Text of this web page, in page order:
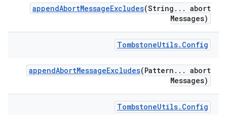
appendAbortMessageExcludes(String . . . abort
Messages)
TombstoneUtils. Config
appendAbortMessageExcludes(Pattern . . . abort
Messages)
TombstoneUtils. Config